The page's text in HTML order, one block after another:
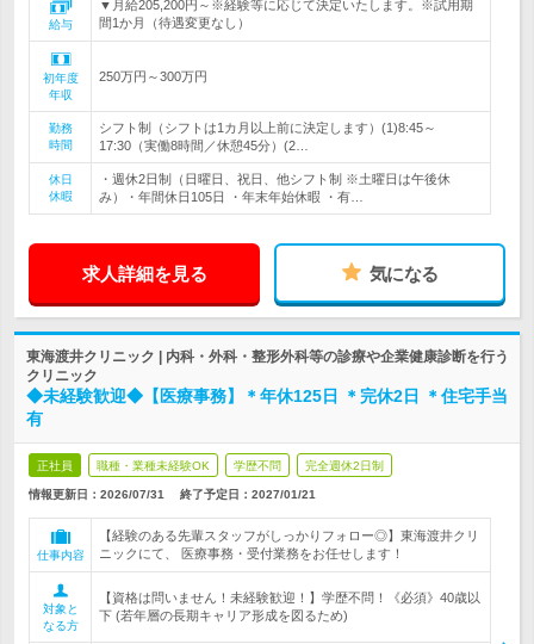
給与
▼月給205,200円～※経験等に応じて決定いたします。※試用期
間1か月（待遇変更なし）
初年度
年収
250万円～300万円
勤務
時間
シフト制（シフトは1カ月以上前に決定します）(1)8:45～
17:30（実働8時間／休憩45分）(2…
休日
休暇
・週休2日制（日曜日、祝日、他シフト制 ※土曜日は午後休
み）・年間休日105日 ・年末年始休暇 ・有…
求人詳細を見る 気になる
東海渡井クリニック | 内科・外科・整形外科等の診療や企業健康診断を行う
クリニック
◆未経験歓迎◆【医療事務】＊年休125日 ＊完休2日 ＊住宅手当
有
正社員 職種・業種未経験OK 学歴不問 完全週休2日制
情報更新日：2026/07/31 終了予定日： 2027/01/21
仕事内容
【経験のある先輩スタッフがしっかりフォロー◎】東海渡井クリ
ニックにて、 医療事務・受付業務をお任せします！
対象と
なる方
【資格は問いません！未経験歓迎！】学歴不問！《必須》40歳以
下 (若年層の長期キャリア形成を図るため)